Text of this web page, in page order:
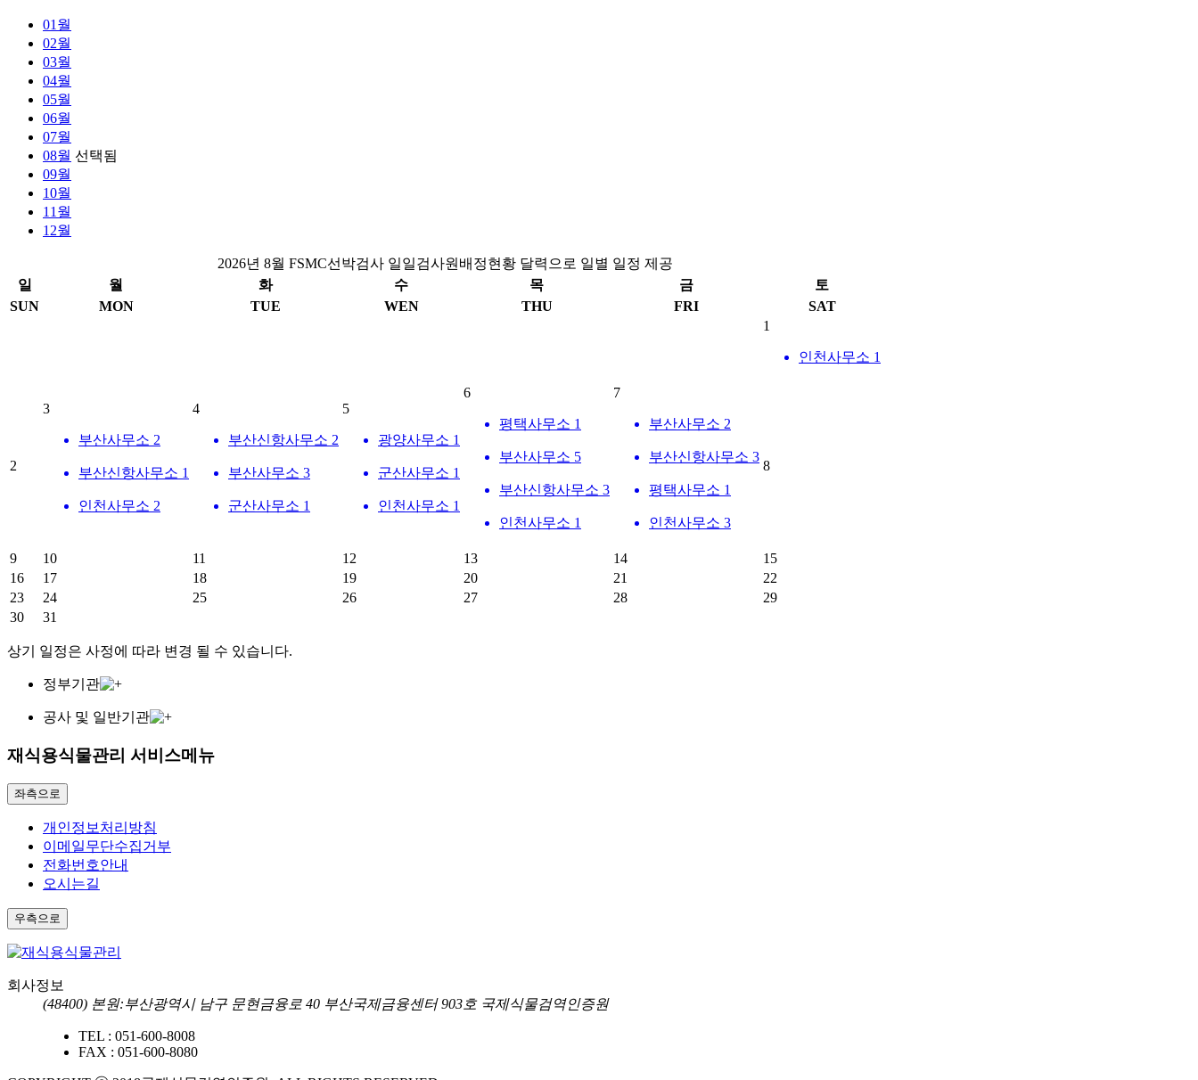
01월
02월
03월
04월
05월
06월
07월
08월 선택됨
09월
10월
11월
12월
2026년 8월 FSMC선박검사 일일검사원배정현황 달력으로 일별 일정 제공
일
월 화 수 목 금
토
SUN
MON TUE WEN THU FRI
SAT
1
인천사무소 1
2
3
부산사무소 2
부산신항사무소 1
인천사무소 2
4
부산신항사무소 2
부산사무소 3
군산사무소 1
5
광양사무소 1
군산사무소 1
인천사무소 1
6
평택사무소 1
부산사무소 5
부산신항사무소 3
인천사무소 1
7
부산사무소 2
부산신항사무소 3
평택사무소 1
인천사무소 3
8
9 10 11 12 13 14
15
16
17 18 19 20 21
22
23
24 25 26 27 28
29
30
31
상기 일정은 사정에 따라 변경 될 수 있습니다.
정부기관
공사 및 일반기관
재식용식물관리 서비스메뉴
좌측으로
개인정보처리방침
이메일무단수집거부
전화번호안내
오시는길
우측으로
회사정보
(48400) 본원:부산광역시 남구 문현금융로 40 부산국제금융센터 903호 국제식물검역인증원
TEL : 051-600-8008
FAX : 051-600-8080